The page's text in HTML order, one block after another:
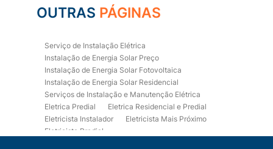
OUTRAS PÁGINAS
Serviço de Instalação Elétrica
Instalação de Energia Solar Preço
Instalação de Energia Solar Fotovoltaica
Instalação de Energia Solar Residencial
Serviços de Instalação e Manutenção Elétrica
Eletrica Predial
Eletrica Residencial e Predial
Eletricista Instalador
Eletricista Mais Próximo
Eletricista Predial